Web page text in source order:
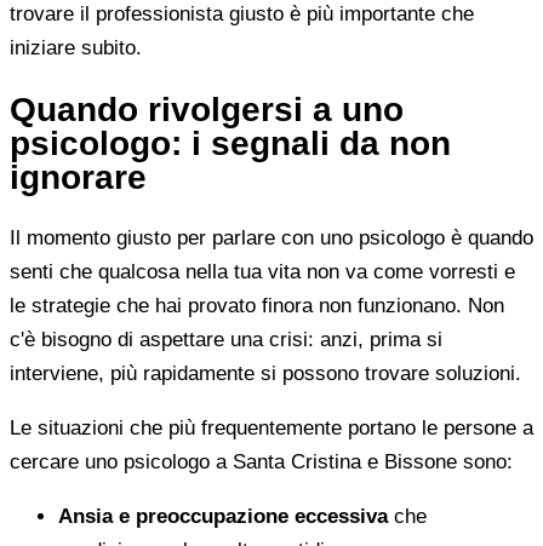
trovare il professionista giusto è più importante che
iniziare subito.
Quando rivolgersi a uno
psicologo: i segnali da non
ignorare
Il momento giusto per parlare con uno psicologo è quando
senti che qualcosa nella tua vita non va come vorresti e
le strategie che hai provato finora non funzionano. Non
c'è bisogno di aspettare una crisi: anzi, prima si
interviene, più rapidamente si possono trovare soluzioni.
Le situazioni che più frequentemente portano le persone a
cercare uno psicologo a Santa Cristina e Bissone sono:
Ansia e preoccupazione eccessivache